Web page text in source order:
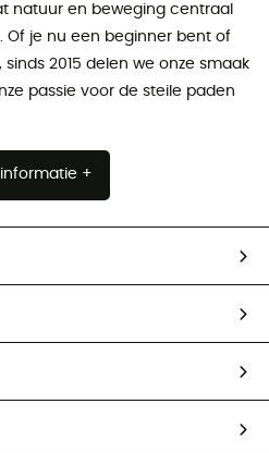
natuur en beweging centraal
Of je nu een beginner bent of
2015 delen we onze smaak
passie voor de steile paden
+